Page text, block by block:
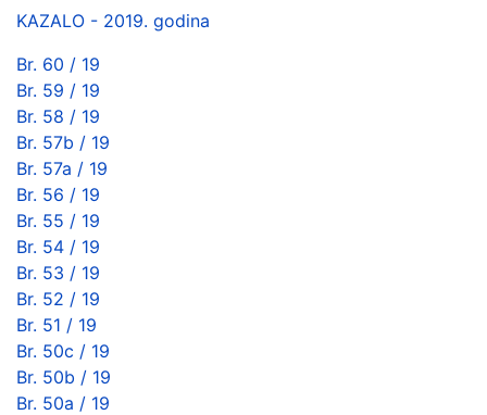
KAZALO - 2019. godina
Br. 60 / 19
Br. 59 / 19
Br. 58 / 19
Br. 57b / 19
Br. 57a / 19
Br. 56 / 19
Br. 55 / 19
Br. 54 / 19
Br. 53 / 19
Br. 52 / 19
Br. 51 / 19
Br. 50c / 19
Br. 50b / 19
Br. 50a / 19